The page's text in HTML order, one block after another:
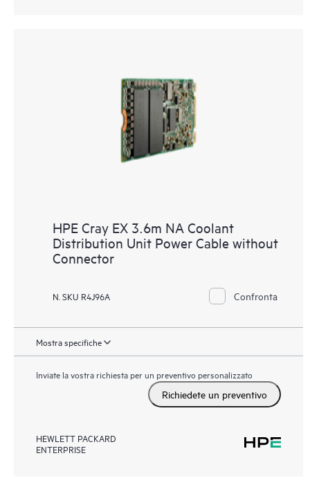
HPE Cray EX 3.6m NA Coolant
Distribution Unit Power Cable without
Connector
N. SKU R4J96A Confronta
Mostra specifiche
Inviate la vostra richiesta per un preventivo personalizzato
Richiedete un preventivo
HEWLETT PACKARD
ENTERPRISE